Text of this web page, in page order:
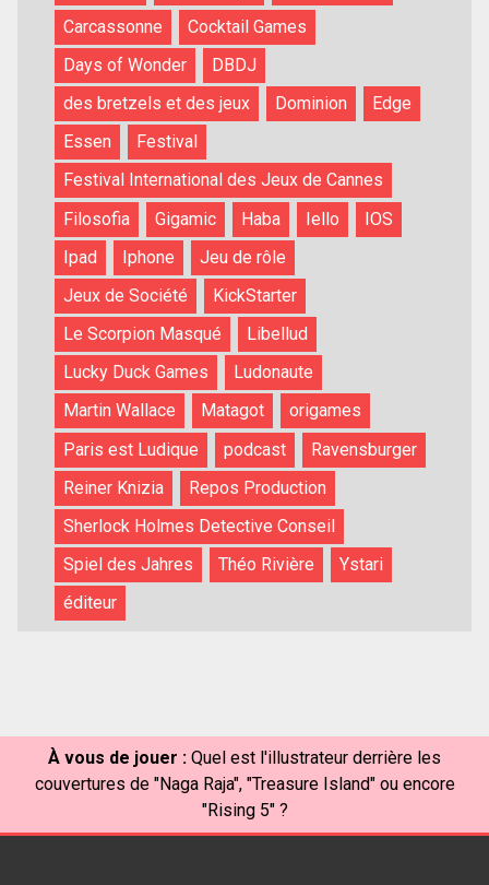
Carcassonne
Cocktail Games
Days of Wonder
DBDJ
des bretzels et des jeux
Dominion
Edge
Essen
Festival
Festival International des Jeux de Cannes
Filosofia
Gigamic Haba Iello
IOS
Ipad
Iphone
Jeu de rôle
Jeux de Société
KickStarter
Le Scorpion Masqué
Libellud
Lucky Duck Games
Ludonaute
Martin Wallace
Matagot
origames
Paris est Ludique
podcast
Ravensburger
Reiner Knizia
Repos Production
Sherlock Holmes Detective Conseil
Spiel des Jahres
Théo Rivière
Ystari
éditeur
À vous de jouer : Quel est l'illustrateur derrière les
couvertures de "Naga Raja", "Treasure Island" ou encore
"Rising 5" ?